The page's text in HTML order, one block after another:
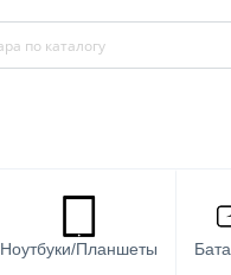
Ноутбуки/Планшеты